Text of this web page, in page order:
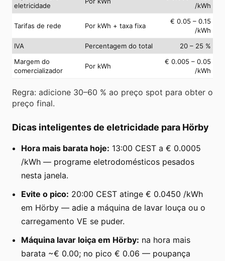
eletricidade
/kWh
Tarifas de rede Por kWh + taxa fixa
€ 0.05 – 0.15
/kWh
IVA
Percentagem do total
20 – 25 %
Margem do
comercializador
Por kWh
€ 0.005 – 0.05
/kWh
Regra: adicione 30–60 % ao preço spot para obter o
preço final.
Dicas inteligentes de eletricidade para Hörby
Hora mais barata hoje: 13:00 CEST a € 0.0005
/kWh — programe eletrodomésticos pesados
nesta janela.
Evite o pico: 20:00 CEST atinge € 0.0450 /kWh
em Hörby — adie a máquina de lavar louça ou o
carregamento VE se puder.
Máquina lavar loiça em Hörby: na hora mais
barata ~€ 0.00; no pico € 0.06 — poupança